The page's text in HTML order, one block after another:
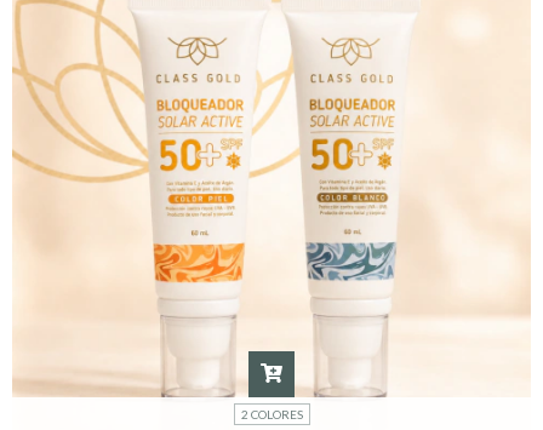
2 COLORES